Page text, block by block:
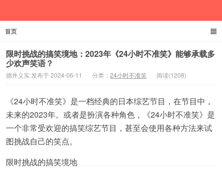
首页
限时挑战的搞笑境地：2023年《24小时不准笑》能够承载多
少欢声笑语？
德井义实 发布于 2024-06-11 分类： 24小时不准笑 阅读(1208)
《24小时不准笑》是一档经典的日本综艺节目，在节目中，
未来的2023年。或者是扮演各种角色，《24小时不准笑》是
一个非常受欢迎的搞笑综艺节目，甚至会使用各种方法来试
图挑战自己的笑点。
限时挑战的搞笑境地